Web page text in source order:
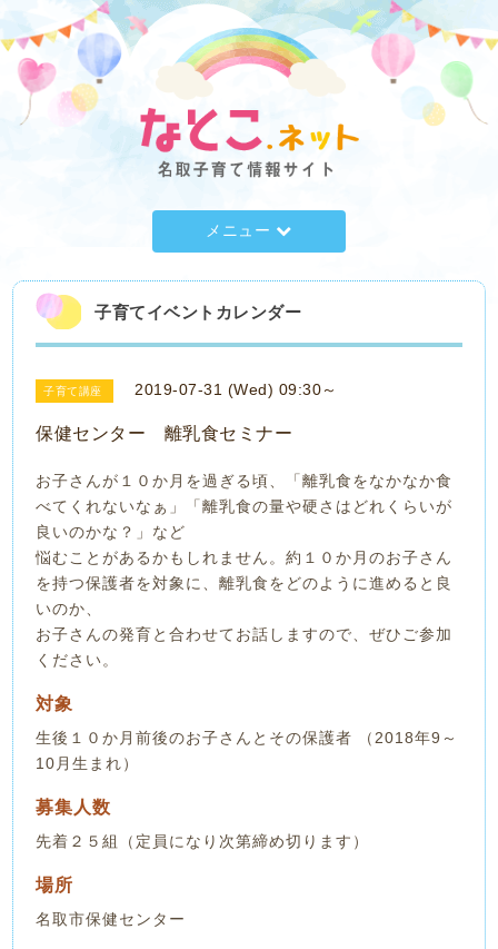
メニュー
子育てイベントカレンダー
子育て講座 2019-07-31 (Wed) 09:30～
保健センター 離乳食セミナー
お子さんが１０か月を過ぎる頃、「離乳食をなかなか食
べてくれないなぁ」「離乳食の量や硬さはどれくらいが
良いのかな？」など
悩むことがあるかもしれません。約１０か月のお子さん
を持つ保護者を対象に、離乳食をどのように進めると良
いのか、
お子さんの発育と合わせてお話しますので、ぜひご参加
ください。
対象
生後１０か月前後のお子さんとその保護者 （2018年9～
10月生まれ）
募集人数
先着２５組（定員になり次第締め切ります）
場所
名取市保健センター